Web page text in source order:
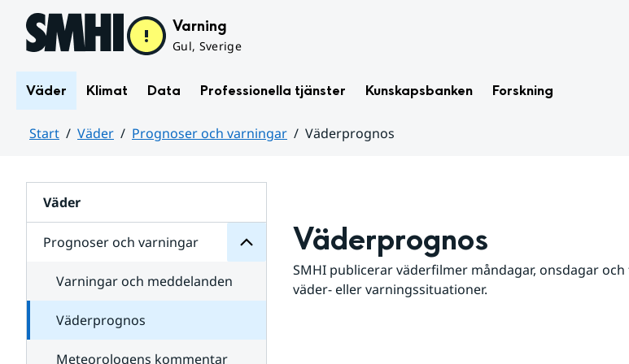
Hoppa till sidans innehåll Varning
Gul, Sverige
Väder Klimat Data Professionella tjänster Kunskapsbanken Forskning
Start Väder Prognoser och varningar
Väderprognos
Väder
Prognoser och varningar
för
varningar
Varningar och meddelanden
Väderprognos
Meteorologens kommentar
Väderprognos
SMHI publicerar väderfilmer måndagar, onsdagar och
väder- eller varningssituationer.